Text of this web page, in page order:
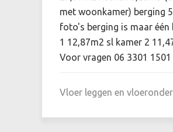
met woonkamer) berging
foto's berging is maar één
1 12,87m2 sl kamer 2
Voor vragen 06 3301 1501
Vloer leggen en